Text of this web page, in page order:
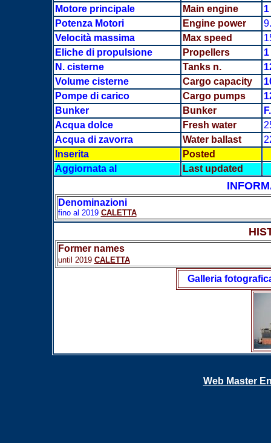
Motore principale
Main engine 1
Potenza Motori
Engine power
Velocità massima
Max speed
Eliche di propulsione
Propellers
N. cisterne
Tanks n.
Volume cisterne
Cargo capacity
Pompe di carico
Cargo pumps
Bunker
Bunker
Acqua dolce
Fresh water
Acqua di zavorra
Water ballast
Inserita
Posted
Aggiornata al
Last updated
Denominazioni
fino al 2019 CALETTA
Former names
until 2019 CALETTA
Galleria
Web Master